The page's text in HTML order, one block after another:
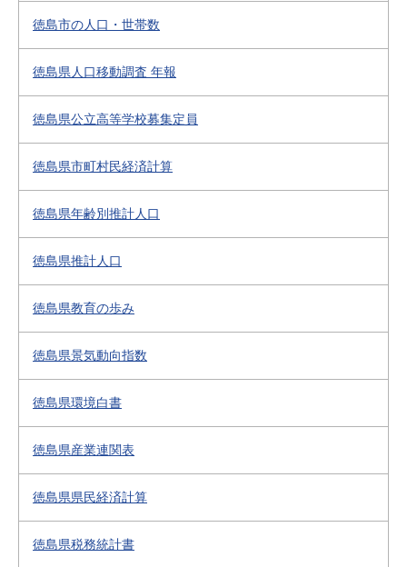
徳島市の人口・世帯数
徳島県人口移動調査 年報
徳島県公立高等学校募集定員
徳島県市町村民経済計算
徳島県年齢別推計人口
徳島県推計人口
徳島県教育の歩み
徳島県景気動向指数
徳島県環境白書
徳島県産業連関表
徳島県県民経済計算
徳島県税務統計書